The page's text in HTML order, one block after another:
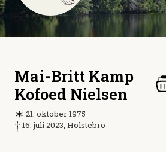
Mai-Britt Kamp
Kofoed Nielsen
21. oktober 1975
16. juli 2023, Holstebro